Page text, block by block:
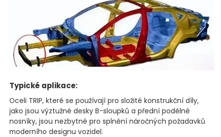
Typické aplikace:
Oceli TRIP, které se používají pro složité konstrukční díly,
jako jsou výztužné desky B-sloupků a přední podélné
nosníky, jsou nezbytné pro splnění náročných požadavků
moderního designu vozidel.